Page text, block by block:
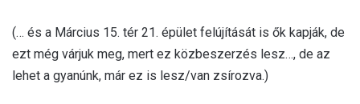
(… és a Március 15. tér 21. épület felújítását is ők kapják, de
ezt még várjuk meg, mert ez közbeszerzés lesz…, de az
lehet a gyanúnk, már ez is lesz/van zsírozva.)